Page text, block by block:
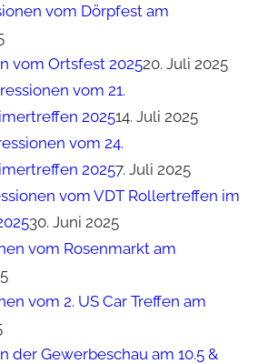
vom Dörpfest am
vom Ortsfest 202520. Juli 2025
vom 21.
202514. Juli 2025
vom 24.
20257. Juli 2025
vom VDT Rollertreffen im
30. Juni 2025
vom Rosenmarkt am
vom 2. US Car Treffen am
der Gewerbeschau am 10.5 &